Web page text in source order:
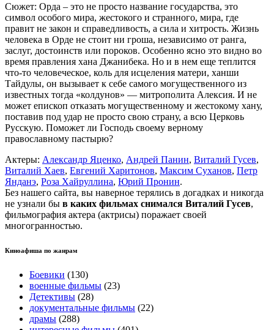
Сюжет: Орда – это не просто название государства, это
символ особого мира, жестокого и странного, мира, где
правит не закон и справедливость, а сила и хитрость. Жизнь
человека в Орде не стоит ни гроша, независимо от ранга,
заслуг, достоинств или пороков. Особенно ясно это видно во
время правления хана Джанибека. Но и в нем еще теплится
что-то человеческое, коль для исцеления матери, ханши
Тайдулы, он вызывает к себе самого могущественного из
известных тогда «колдунов» — митрополита Алексия. И не
может епископ отказать могущественному и жестокому хану,
поставив под удар не просто свою страну, а всю Церковь
Русскую. Поможет ли Господь своему верному
православному пастырю?
Актеры: Александр Яценко, Андрей Панин, Виталий Гусев,
Виталий Хаев, Евгений Харитонов, Максим Суханов, Петр
Янданэ, Роза Хайруллина, Юрий Пронин.
Без нашего сайта, вы наверное терялись в догадках и никогда
не узнали бы в каких фильмах снимался Виталий Гусев,
фильмография актера (актрисы) поражает своей
многогранностью.
Киноафиша по жанрам
Боевики (130)
военные фильмы (23)
Детективы (28)
документальные фильмы (22)
драмы (288)